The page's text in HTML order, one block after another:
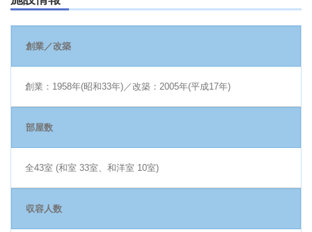
創業／改築
創業：1958年(昭和33年)／改築：2005年(平成17年)
部屋数
全43室 (和室 33室、和洋室 10室)
収容人数